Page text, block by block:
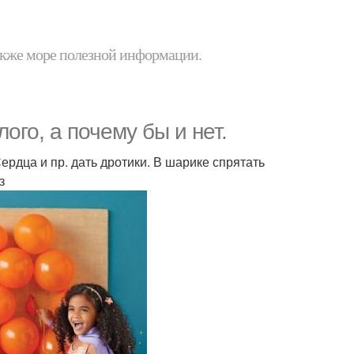
море полезной информации.
а почему бы и нет.
и пр. дать дротики. В шарике спрятать